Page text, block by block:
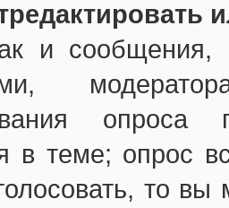
и сообщения,
опроса
в теме; опрос
то вы